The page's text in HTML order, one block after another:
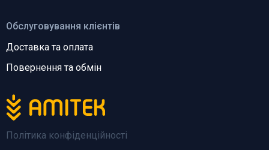
Політика конфіденційності
Обслуговування клієнтів
Доставка та оплата
Повернення та обмін